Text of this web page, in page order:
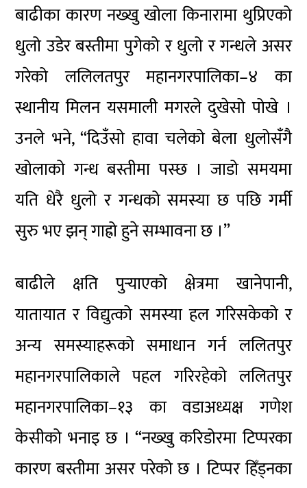
बाढीका कारण नख्खु खोला किनारामा थुप्रिएको
धुलो उडेर बस्तीमा पुगेको र धुलो र गन्धले असर
गरेको ललिलतपुर महानगरपालिका–४ का
स्थानीय मिलन यसमाली मगरले दुखेसो पोखे ।
उनले भने, “दिउँसो हावा चलेको बेला धुलोसँगै
खोलाको गन्ध बस्तीमा पस्छ । जाडो समयमा
यति धेरै धुलो र गन्धको समस्या छ पछि गर्मी
सुरु भए झन् गाह्रो हुने सम्भावना छ ।”
बाढीले क्षति पुर्‍याएको क्षेत्रमा खानेपानी,
यातायात र विद्युत्को समस्या हल गरिसकेको र
अन्य समस्याहरूको समाधान गर्न ललितपुर
महानगरपालिकाले पहल गरिरहेको ललितपुर
महानगरपालिका–१३ का वडाअध्यक्ष गणेश
केसीको भनाइ छ । “नख्खु करिडोरमा टिप्परका
कारण बस्तीमा असर परेको छ । टिप्पर हिँड्नका